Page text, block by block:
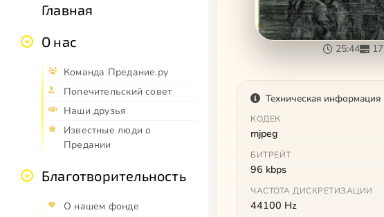
Главная
О нас
Команда Предание.ру
Попечительский совет
Наши друзья
Известные люди о
Предании
Благотворительность
О нашем фонде
25:44
Техническая информация
КОДЕК
mjpeg
БИТРЕЙТ
96 kbps
ЧАСТОТА ДИСКРЕТИЗАЦИИ
44100 Hz